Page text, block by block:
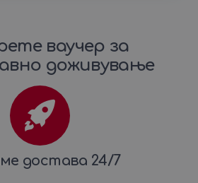
ваучер за
доживување
достава 24/7